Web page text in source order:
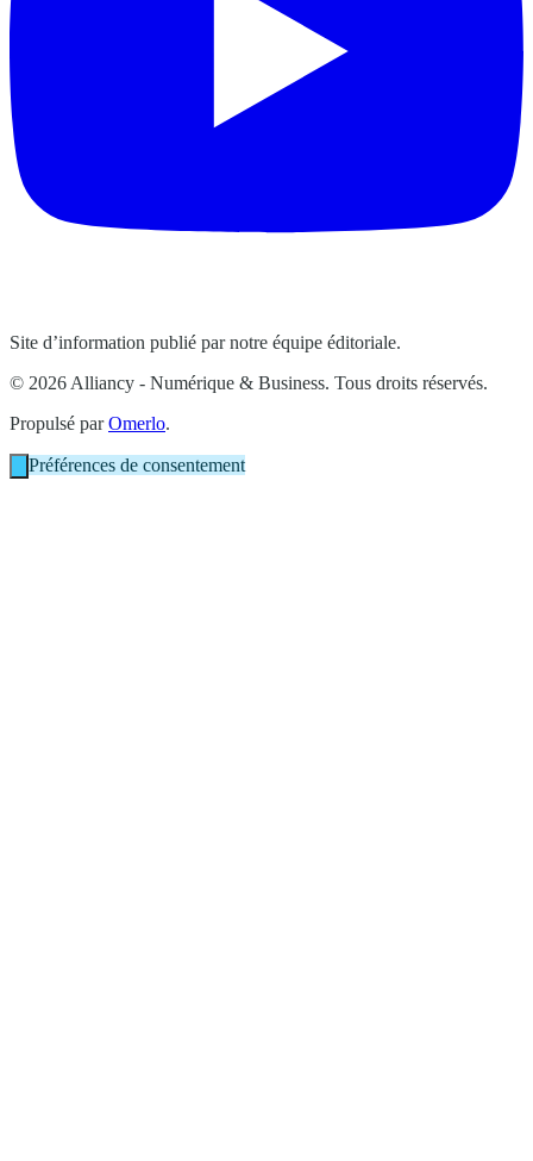
Site d’information publié par notre équipe éditoriale.
© 2026 Alliancy - Numérique & Business. Tous droits réservés.
Propulsé parOmerlo.
Préférences de consentement